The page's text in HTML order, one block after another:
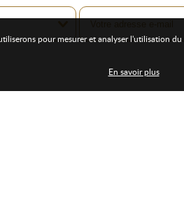
pour mesurer et analyser l'utilisation du
En savoir plus